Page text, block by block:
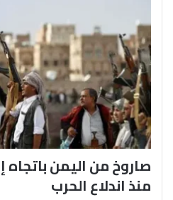
صاروخ من اليمن باتجاه
منذ اندلاع الحرب